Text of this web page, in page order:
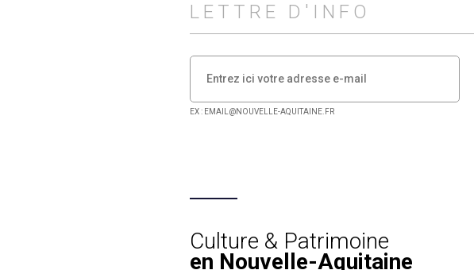
LETTRE D'INFO
EX : EMAIL@NOUVELLE-AQUITAINE.FR
Culture & Patrimoine
en Nouvelle-Aquitaine